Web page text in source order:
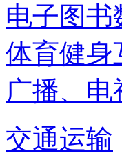
电子图书
体育健身
广播、
交通运输